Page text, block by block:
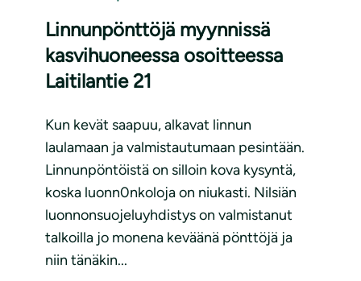
Linnunpönttöjä myynnissä
kasvihuoneessa osoitteessa
Laitilantie 21
Kun kevät saapuu, alkavat linnun
laulamaan ja valmistautumaan pesintään.
Linnunpöntöistä on silloin kova kysyntä,
koska luonn0nkoloja on niukasti. Nilsiän
luonnonsuojeluyhdistys on valmistanut
talkoilla jo monena keväänä pönttöjä ja
niin tänäkin...